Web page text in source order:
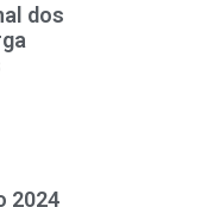
dos
2024